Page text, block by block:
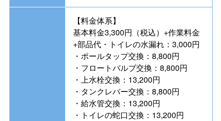
【料金体系】
基本料金3,300円（税込）+作業料金
+部品代・トイレの水漏れ：3,000円
・ポールタップ交換：8,800円
・フロートバルブ交換：8,800円
・上水栓交換：13,200円
・タンクレバー交換：8,800円
・給水管交換：13,200円
・トイレの蛇口交換：13,200円